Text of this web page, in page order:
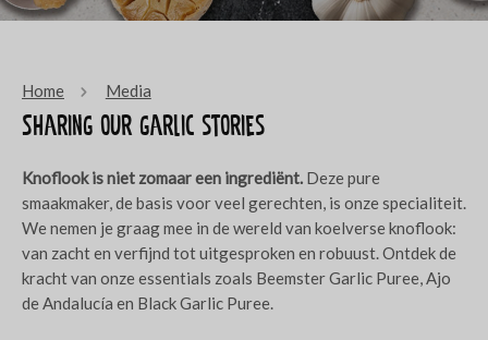
Home Media
Sharing our garlic stories
Knoflook is niet zomaar een ingrediënt. Deze pure
smaakmaker, de basis voor veel gerechten, is onze specialiteit.
We nemen je graag mee in de wereld van koelverse knoflook:
van zacht en verfijnd tot uitgesproken en robuust. Ontdek de
kracht van onze essentials zoals Beemster Garlic Puree, Ajo
de Andalucía en Black Garlic Puree.